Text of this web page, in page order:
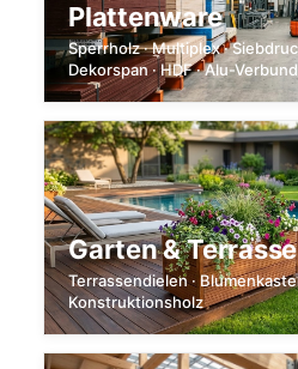
Plattenware
Sperrholz · Multiplex ·
Dekorspan · HDF · Alu-Verbund
Garten & Terrasse
Terrassendielen ·
Konstruktionsholz